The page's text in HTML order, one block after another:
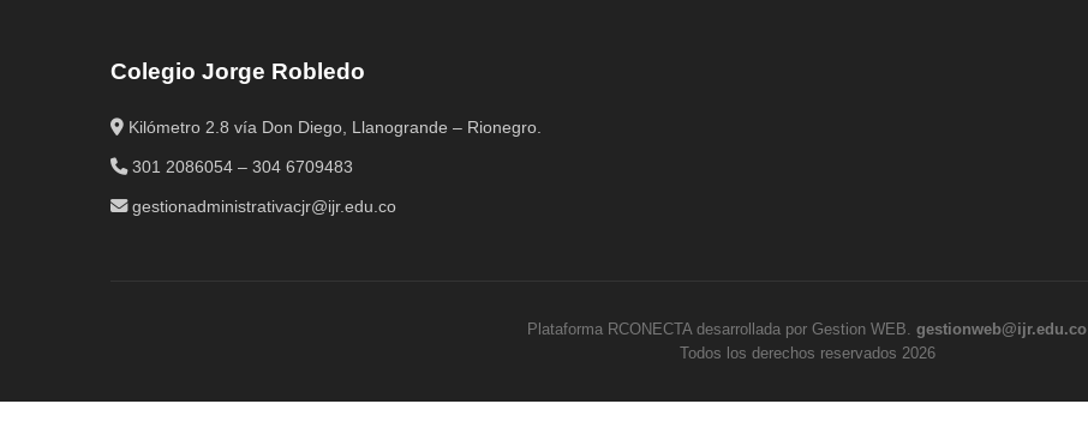
Colegio Jorge Robledo
Kilómetro 2.8 vía Don Diego, Llanogrande – Rionegro.
301 2086054 – 304 6709483
gestionadministrativacjr@ijr.edu.co
Plataforma RCONECTA desarrollada por Gestion WEB. gestionweb@ijr.edu.co
Todos los derechos reservados 2026